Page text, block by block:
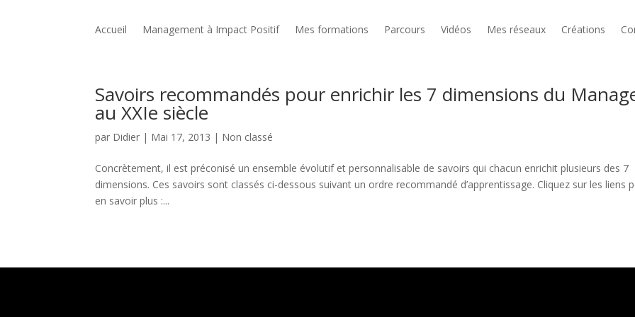
Accueil Management à Impact Positif Mes formations Parcours Vidéos Mes réseaux Créations
Savoirs recommandés pour enrichir les 7 dimensions du
au XXIe siècle
par Didier | Mai 17, 2013 | Non classé
Concrètement, il est préconisé un ensemble évolutif et personnalisable de savoirs qui chacun enrichit plusieurs des 7
dimensions. Ces savoirs sont classés ci-dessous suivant un ordre recommandé d’apprentissage. Cliquez sur les liens
en savoir plus :...